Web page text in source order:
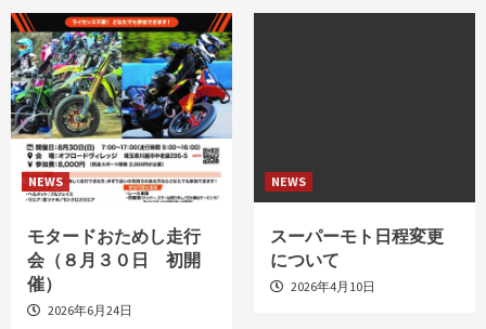
NEWS
モタードおためし走行
会（８月３０日 初開
催）
2026年6月24日
NEWS
スーパーモト日程変更
について
2026年4月10日